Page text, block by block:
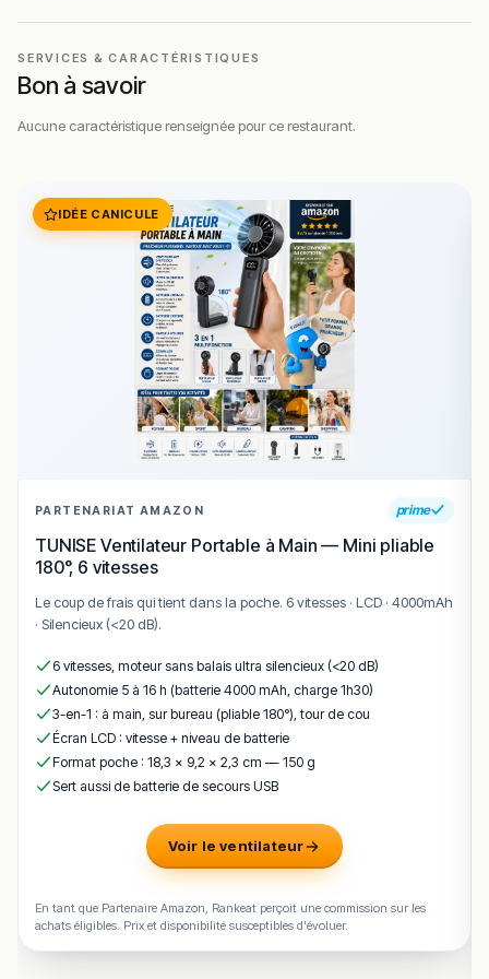
SERVICES & CARACTÉRISTIQUES
Bon à savoir
Aucune caractéristique renseignée pour ce restaurant.
IDÉE CANICULE
PARTENARIAT AMAZON prime
TUNISE Ventilateur Portable à Main — Mini pliable
180°, 6 vitesses
Le coup de frais qui tient dans la poche. 6 vitesses · LCD · 4000mAh
· Silencieux (<20 dB).
6 vitesses, moteur sans balais ultra silencieux (<20 dB)
Autonomie 5 à 16 h (batterie 4000 mAh, charge 1h30)
3-en-1 : à main, sur bureau (pliable 180°), tour de cou
Écran LCD : vitesse + niveau de batterie
Format poche : 18,3 × 9,2 × 2,3 cm — 150 g
Sert aussi de batterie de secours USB
Voir le ventilateur
En tant que Partenaire Amazon, Rankeat perçoit une commission sur les
achats éligibles. Prix et disponibilité susceptibles d'évoluer.